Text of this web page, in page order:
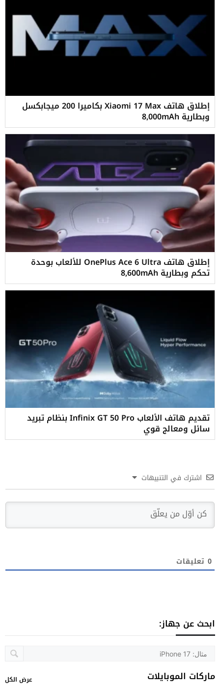
إطلاق هاتف Xiaomi 17 Max بكاميرا 200 ميجابكسل
وبطارية 8,000mAh
إطلاق هاتف OnePlus Ace 6 Ultra للألعاب بوحدة
تحكم وبطارية 8,600mAh
تقديم هاتف الألعاب Infinix GT 50 Pro بنظام تبريد
سائل ومعالج قوي
اشترك في التنبيهات
0 تعليقات
ابحث عن جهاز:
ماركات الموبايلات عرض الكل